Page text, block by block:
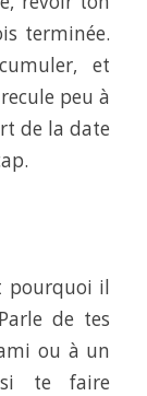
terminée.
et
peu à
de la date
pourquoi il
de tes
ou à un
te faire